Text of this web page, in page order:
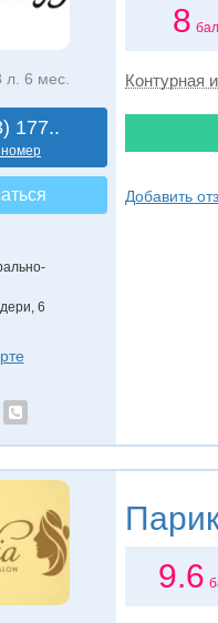
л. 6 мес.
177..
номер
6
8
Контурная
Добавить
9.6